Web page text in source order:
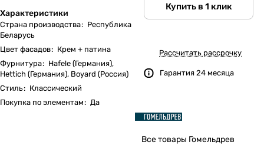
Характеристики
Страна производства: Республика
Беларусь
Цвет фасадов: Крем + патина
Фурнитура: Hafеle (Германия),
Hettich (Германия), Boyard (Россия)
Стиль: Классический
Покупка по элементам: Да
Купить в 1 клик
Рассчитать рассрочку
Гарантия 24 месяца
Все товары Гомельдрев